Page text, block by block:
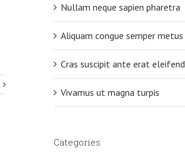
Nullam neque sapien pharetra
Aliquam congue semper metus
Cras suscipit ante erat eleifend
Vivamus ut magna turpis
Categories